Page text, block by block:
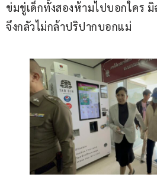
ข่มขู่เด็กทั้งสองห้ามไปบอกใคร
จึงกลัวไม่กล้าปริปากบอกแม่